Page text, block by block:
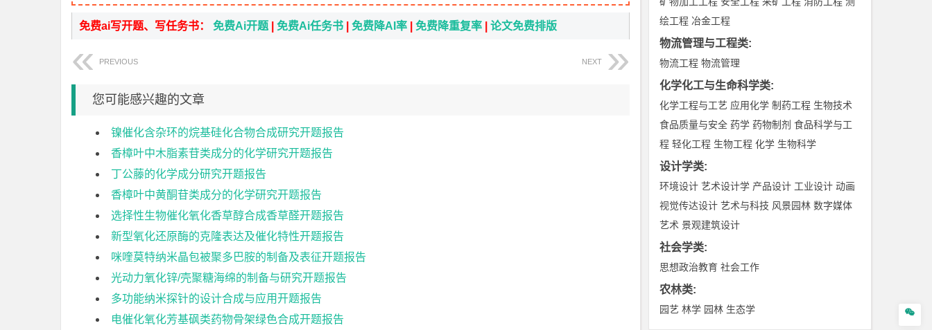
免费ai写开题、写任务书： 免费Ai开题 免费Ai任务书 免费降AI率 免费降重复率 论文免费排版
PREVIOUS NEXT
您可能感兴趣的文章
镍催化含杂环的烷基硅化合物合成研究开题报告
香樟叶中木脂素苷类成分的化学研究开题报告
丁公藤的化学成分研究开题报告
香樟叶中黄酮苷类成分的化学研究开题报告
选择性生物催化氧化香草醇合成香草醛开题报告
新型氧化还原酶的克隆表达及催化特性开题报告
咪喹莫特纳米晶包被聚多巴胺的制备及表征开题报告
光动力氧化锌/壳聚糖海绵的制备与研究开题报告
多功能纳米探针的设计合成与应用开题报告
电催化氧化芳基砜类药物骨架绿色合成开题报告
绘工程 冶金工程
物流管理与工程类:
物流工程 物流管理
化学化工与生命科学类:
化学工程与工艺 应用化学 制药工程 生物技术
食品质量与安全 药学 药物制剂 食品科学与工
程 轻化工程 生物工程 化学 生物科学
设计学类:
环境设计 艺术设计学 产品设计 工业设计 动画
视觉传达设计 艺术与科技 风景园林 数字媒体
艺术 景观建筑设计
社会学类:
思想政治教育 社会工作
农林类:
园艺 林学 园林 生态学 